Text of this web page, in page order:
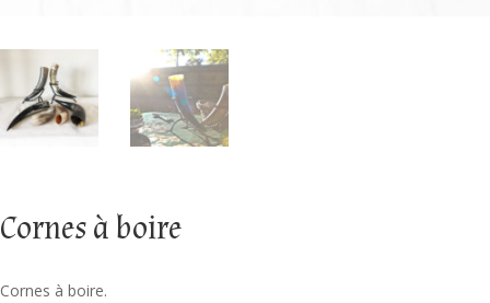
Cornes à boire
Cornes à boire.